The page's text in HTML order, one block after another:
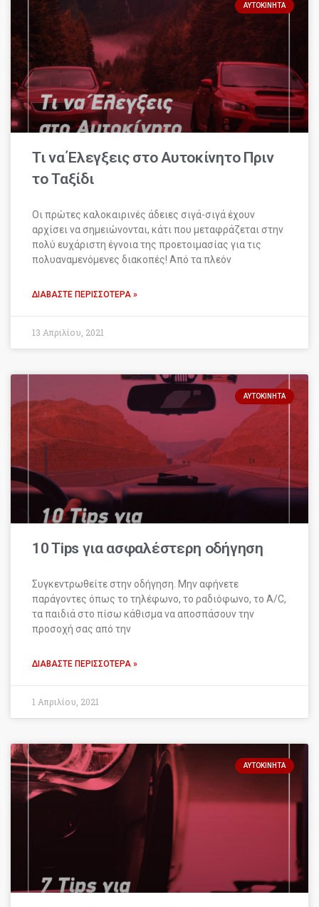
ΑΥΤΟΚΊΝΗΤΑ
Τι να Έλεγξεις στο Αυτοκίνητο Πριν
το Ταξίδι
Οι πρώτες καλοκαιρινές άδειες σιγά-σιγά έχουν
αρχίσει να σημειώνονται, κάτι που μεταφράζεται στην
πολύ ευχάριστη έγνοια της προετοιμασίας για τις
πολυαναμενόμενες διακοπές! Από τα πλεόν
ΔΙΑΒΆΣΤΕ ΠΕΡΙΣΣΌΤΕΡΑ »
13 Απριλίου, 2021
ΑΥΤΟΚΊΝΗΤΑ
10 Tips για ασφαλέστερη οδήγηση
Συγκεντρωθείτε στην οδήγηση. Μην αφήνετε
παράγοντες όπως το τηλέφωνο, το ραδιόφωνο, το A/C,
τα παιδιά στο πίσω κάθισμα να αποσπάσουν την
προσοχή σας από την
ΔΙΑΒΆΣΤΕ ΠΕΡΙΣΣΌΤΕΡΑ »
1 Απριλίου, 2021
ΑΥΤΟΚΊΝΗΤΑ